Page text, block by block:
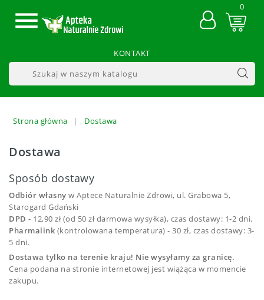
 0
KONTAKT
Strona główna Dostawa
Dostawa
Sposób dostawy
Odbiór własny w Aptece Naturalnie Zdrowi, ul. Grabowa 5,
Starogard Gdański
DPD - 12,90 zł (od 50 zł darmowa wysyłka), czas dostawy: 1-2 dni.
Pharmalink (kontrolowana temperatura) - 30 zł, czas dostawy: 3-
5 dni.
Dostawa tylko na terenie kraju! Nie wysyłamy za granicę.
Cena podana na stronie internetowej jest wiążąca w momencie
zakupu.